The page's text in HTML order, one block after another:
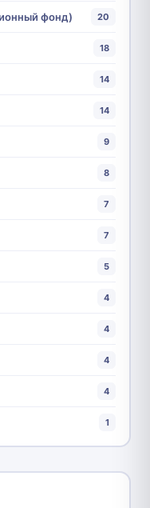
фонд) 20
18
14
14
9
8
7
7
5
4
4
4
4
1